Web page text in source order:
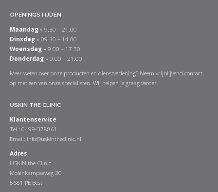
OPENINGSTIJDEN
Maandag » 9.30 – 21.00
Dinsdag » 09.30 – 14.00
Woensdag » 9.00 – 17.30
Donderdag » 9.00 – 21.00
Meer weten over onze producten en dienstverlening? Neem vrijblijvend contact
op met een van onze specialisten. Wij helpen je graag verder.
USKIN THE CLINIC
Klantenservice
Tel.: 0499-378861
Email: info@uskintheclinic.nl
Adres
USKIN the Clinic
Molenkampseweg 20
5681 PE Best